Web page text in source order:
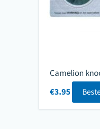
Camelion
€3.95